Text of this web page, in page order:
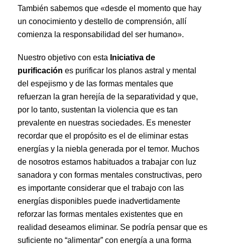
También sabemos que «desde el momento que hay
un conocimiento y destello de comprensión, allí
comienza la responsabilidad del ser humano».
Nuestro objetivo con esta Iniciativa de
purificación es purificar los planos astral y mental
del espejismo y de las formas mentales que
refuerzan la gran herejía de la separatividad y que,
por lo tanto, sustentan la violencia que es tan
prevalente en nuestras sociedades. Es menester
recordar que el propósito es el de eliminar estas
energías y la niebla generada por el temor. Muchos
de nosotros estamos habituados a trabajar con luz
sanadora y con formas mentales constructivas, pero
es importante considerar que el trabajo con las
energías disponibles puede inadvertidamente
reforzar las formas mentales existentes que en
realidad deseamos eliminar. Se podría pensar que es
suficiente no “alimentar” con energía a una forma